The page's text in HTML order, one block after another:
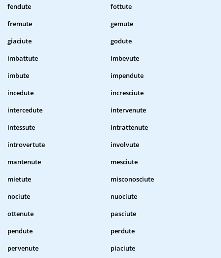
fendute
fottute
fremute
gemute
giaciute
godute
imbattute
imbevute
imbute
impendute
incedute
incresciute
intercedute
intervenute
intessute
intrattenute
introvertute
involvute
mantenute
mesciute
mietute
misconosciute
nociute
nuociute
ottenute
pasciute
pendute
perdute
pervenute
piaciute